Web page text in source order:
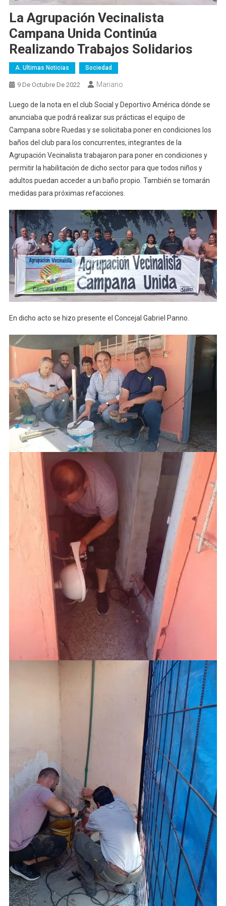
La Agrupación Vecinalista
Campana Unida Continúa
Realizando Trabajos Solidarios
A. Ultimas Noticias Sociedad
9 De Octubre De 2022 Mariano
Luego de la nota en el club Social y Deportivo América dónde se
anunciaba que podrá realizar sus prácticas el equipo de
Campana sobre Ruedas y se solicitaba poner en condiciones los
baños del club para los concurrentes, integrantes de la
Agrupación Vecinalista trabajaron para poner en condiciones y
permitir la habilitación de dicho sector para que todos niños y
adultos puedan acceder a un baño propio. También se tomarán
medidas para próximas refacciones.
En dicho acto se hizo presente el Concejal Gabriel Panno.